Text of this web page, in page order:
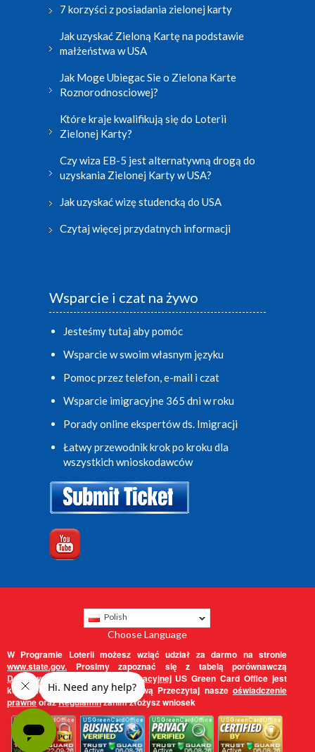
7 korzyści z posiadania zielonej karty
Jak uzyskać Zieloną Kartę na podstawie
małżeństwa w USA
Jak Moge Ubiegac Sie o Zielona Karte
Roznorodnosciowej?
Które kraje kwalifikują się do Loterii
Zielonej Karty?
Czy wiza EB-5 jest alternatywną drogą do
uzyskania Zielonej Karty w USA?
Jak uzyskać wizę studencką do USA
Czytaj więcej przydatnych informacji
Wsparcie i czat na żywo
Jesteśmy tutaj aby pomóc
Wsparcie w swoim własnym języku
Pomoc przez telefon, e-mail i czat
Wsparcie imigracyjne 365 dni w roku
Porady online ekspertów ds. Imigracji
Łatwy przewodnik krok po kroku dla
wszystkich wnioskodawców
Polish
Choose Language
W Programie Loterii możesz wziąć udział za darmo na stronie
www.state.gov. Prosimy zapoznać się z tabelą porównawczą
Darmowej i Płatnej Usługi ImigracyjnejUS Green Card Office jest
korporacją, a nie agencją rządową Przeczytaj nasze oświadczenie
prawneorazRegulaminzanim złożysz wniosek